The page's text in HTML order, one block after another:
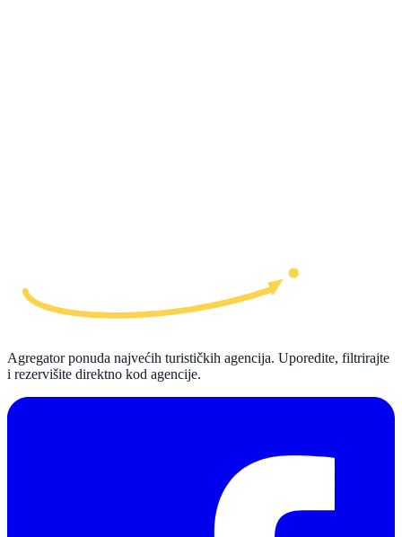
Agregator ponuda najvećih turističkih agencija. Uporedite, filtrirajte
i rezervišite direktno kod agencije.